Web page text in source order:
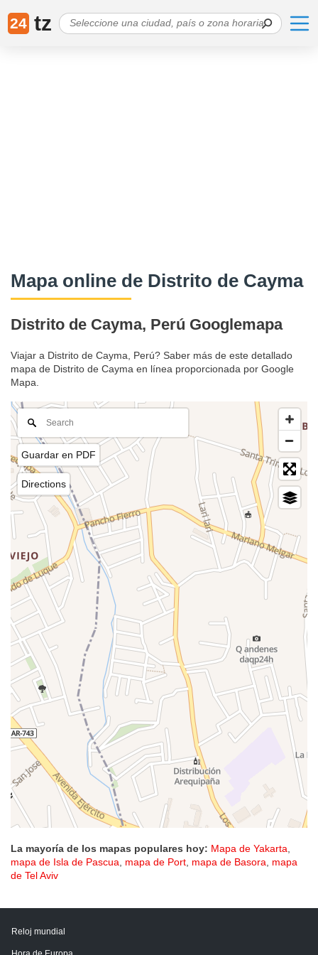
24 tz
Mapa online de Distrito de Cayma
Distrito de Cayma, Perú Googlemapa
Viajar a Distrito de Cayma, Perú? Saber más de este detallado
mapa de Distrito de Cayma en línea proporcionada por Google
Mapa.
Guardar en PDF
Directions
La mayoría de los mapas populares hoy: Mapa de Yakarta,
mapa de Isla de Pascua, mapa de Port, mapa de Basora, mapa
de Tel Aviv
Reloj mundial